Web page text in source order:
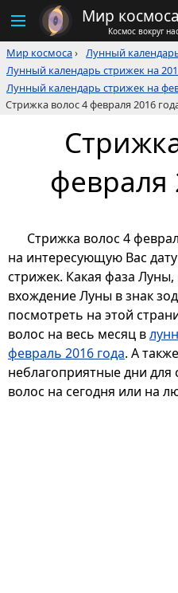
Мир космоса
Космос вокруг
Мир космоса› Лунный
Лунный календарь стрижек на
Лунный календарь стрижек на
Стрижка волос 4 февраля 2016
февраля
Стрижка волос 4
на интересующую Вас
стрижек. Какая фаза Луны,
вхождение Луны в знак
посмотреть на этой
волос на весь месяц в
февраль 2016 года. А
неблагоприятные дни
волос на сегодня или на